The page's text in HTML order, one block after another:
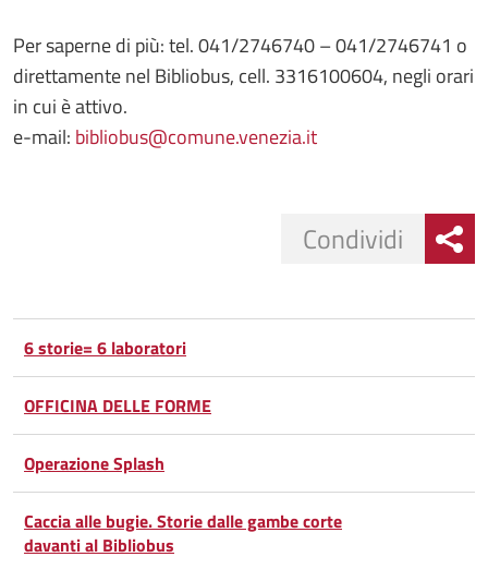
Per saperne di più: tel. 041/2746740 – 041/2746741 o
direttamente nel Bibliobus, cell. 3316100604, negli orari
in cui è attivo.
e-mail: bibliobus@comune.venezia.it
Facebook
su
Twitter
Condividi
su
Google
Plus
Condividi
su
Whatsapp
Condividi
6 storie= 6 laboratori
OFFICINA DELLE FORME
Operazione Splash
Caccia alle bugie. Storie dalle gambe corte
davanti al Bibliobus